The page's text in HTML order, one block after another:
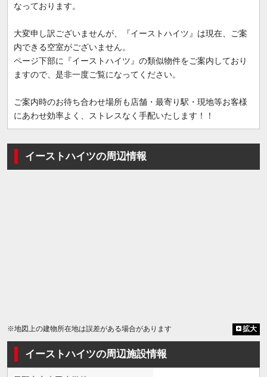
なっております。
大変申し訳ございませんが、『イーストハイツ』は現在、ご案
内できる空室がございません。
ページ下部に『イーストハイツ』の類似物件をご案内しており
ますので、是非一度ご覧になってください。
ご案内時のお待ち合わせ場所も店舗・最寄り駅・現地等お客様
にあわせ効率よく、ストレスなく手配いたします！！
イーストハイツの周辺情報
※地図上の建物所在地は誤差がある場合があります 拡大
イーストハイツの周辺施設情報